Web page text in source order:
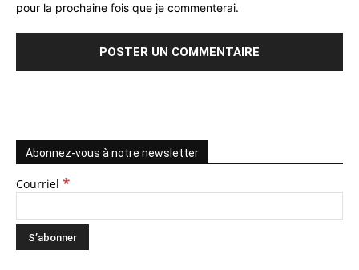
pour la prochaine fois que je commenterai.
Abonnez-vous à notre newsletter
Courriel *